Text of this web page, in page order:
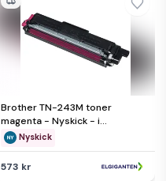
Brother TN-243M toner
magenta - Nyskick - i
originalförpackning
Nyskick
573 kr